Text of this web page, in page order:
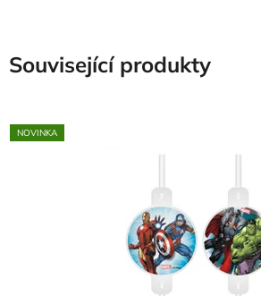
Související produkty
NOVINKA